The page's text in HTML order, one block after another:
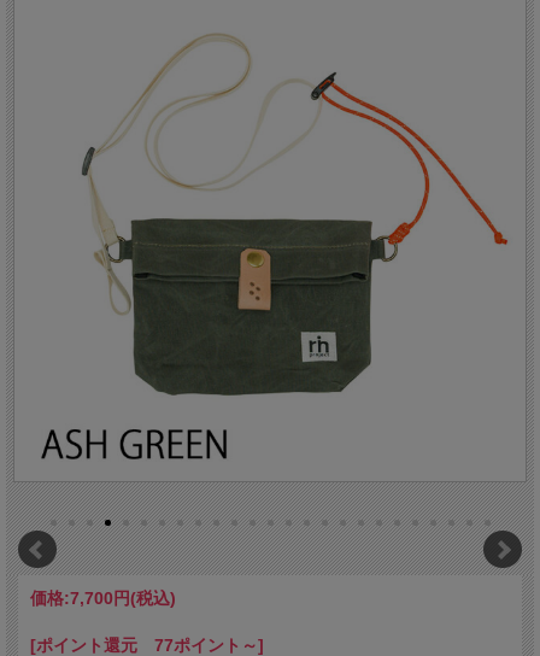
価格:7,700円(税込)
[ポイント還元 77ポイント～]